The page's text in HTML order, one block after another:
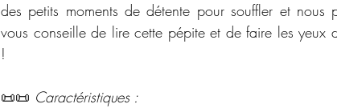
des petits moments de détente pour souffler et nous
vous conseille de lire cette pépite et de faire les yeux
!
📜📜 Caractéristiques :